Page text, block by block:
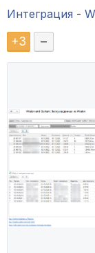
Интеграция -
+3 –